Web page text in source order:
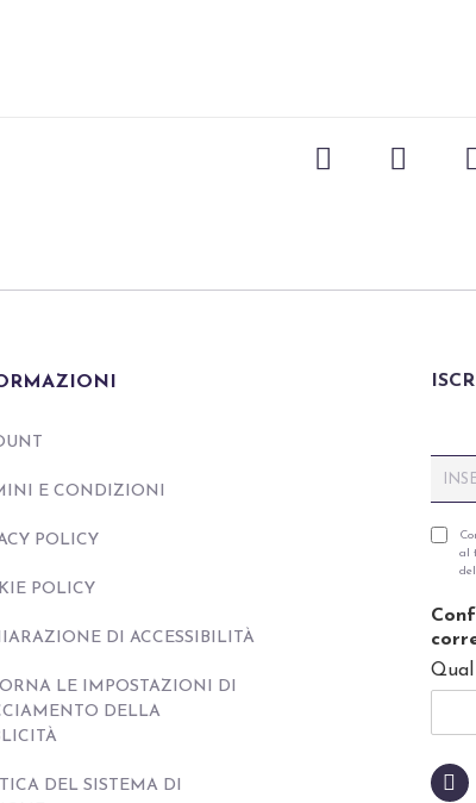
E CONDIZIONI
POLICY
POLICY
DI ACCESSIBILITÀ
LE IMPOSTAZIONI DI
DELLA
DEL SISTEMA DI
m
iP
v
a
y
i
c
al